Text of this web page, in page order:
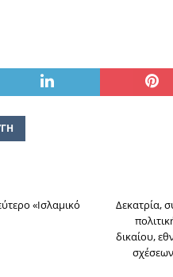
«Ισλαμικό
Δεκατρία,
δικαίου,